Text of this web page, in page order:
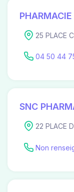
25 PLACE
04 50 44
SNC
22 PLACE
Non